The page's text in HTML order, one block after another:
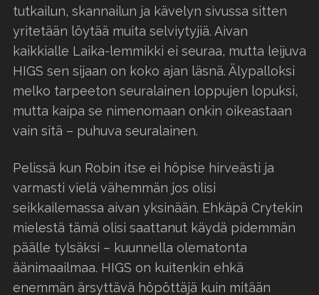
tutkailun, skannailun ja kävelyn sivussa sitten
yritetään löytää muita selviytyjiä. Aivan
kaikkialle Laika-lemmikki ei seuraa, mutta leijuva
HIGS sen sijaan on koko ajan läsnä. Älypalloksi
melko tarpeeton seuralainen loppujen lopuksi,
mutta kaipa se nimenomaan onkin oikeastaan
vain sitä – puhuva seuralainen.
Pelissä kun Robin itse ei höpise hirveästi ja
varmasti vielä vähemmän jos olisi
seikkailemassa aivan yksinään. Ehkäpä Crytekin
mielestä tämä olisi saattanut käydä pidemmän
päälle tylsäksi – kuunnella olematonta
äänimaailmaa. HIGS on kuitenkin ehkä
enemmän ärsyttävä höpöttäjä kuin mitään